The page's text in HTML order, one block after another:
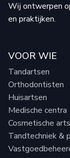
Wij ontwerpen
en praktijken.
VOOR WIE
Tandartsen
Orthodontisten
Huisartsen
Medische centra
Cosmetische
Tandtechniek &